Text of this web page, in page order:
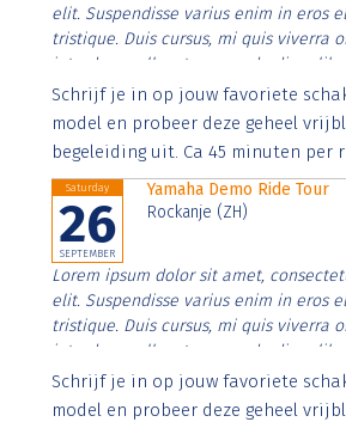
elit. Suspendisse varius enim in eros
tristique. Duis cursus, mi quis viverra
interdum nulla, ut commodo diam
Aenean faucibus nibh et justo cursus
imperdiet. Nunc ut sem vitae risus
Schrijf je in op jouw favoriete
model en probeer deze geheel
begeleiding uit. Ca 45 minuten per
Saturday
26
SEPTEMBER
Yamaha Demo Ride Tour
Rockanje (ZH)
Lorem ipsum dolor sit amet,
elit. Suspendisse varius enim in eros
tristique. Duis cursus, mi quis viverra
interdum nulla, ut commodo diam
Aenean faucibus nibh et justo cursus
imperdiet. Nunc ut sem vitae risus
Schrijf je in op jouw favoriete
model en probeer deze geheel